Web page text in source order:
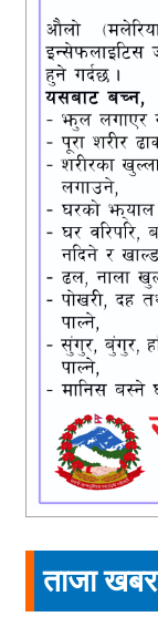
ताजा खबर